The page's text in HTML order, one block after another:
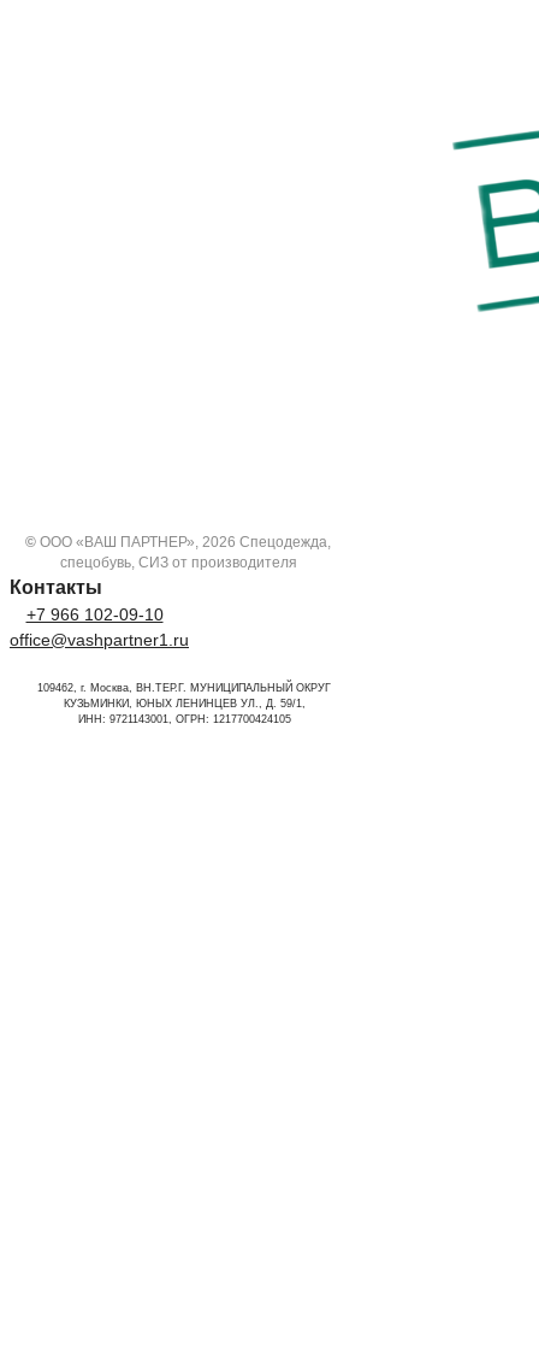
© ООО «ВАШ ПАРТНЕР», 2026 Спецодежда,
спецобувь, СИЗ от производителя
Контакты
+7 966 102-09-10
office@vashpartner1.ru
109462, г. Москва, ВН.ТЕР.Г. МУНИЦИПАЛЬНЫЙ ОКРУГ
КУЗЬМИНКИ, ЮНЫХ ЛЕНИНЦЕВ УЛ., Д. 59/1,
ИНН: 9721143001, ОГРН: 1217700424105